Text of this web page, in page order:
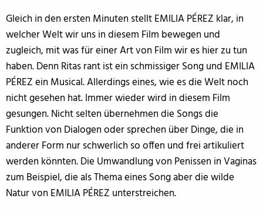
Gleich in den ersten Minuten stellt EMILIA PÉREZ klar, in
welcher Welt wir uns in diesem Film bewegen und
zugleich, mit was für einer Art von Film wir es hier zu tun
haben. Denn Ritas rant ist ein schmissiger Song und EMILIA
PÉREZ ein Musical. Allerdings eines, wie es die Welt noch
nicht gesehen hat. Immer wieder wird in diesem Film
gesungen. Nicht selten übernehmen die Songs die
Funktion von Dialogen oder sprechen über Dinge, die in
anderer Form nur schwerlich so offen und frei artikuliert
werden könnten. Die Umwandlung von Penissen in Vaginas
zum Beispiel, die als Thema eines Song aber die wilde
Natur von EMILIA PÉREZ unterstreichen.